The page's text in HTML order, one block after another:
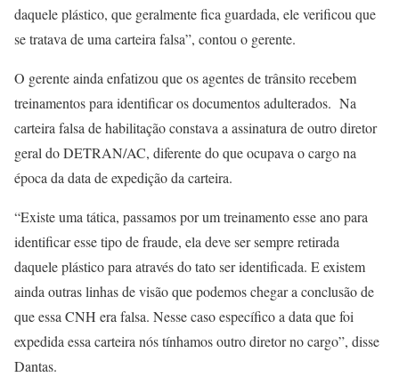
daquele plástico, que geralmente fica guardada, ele verificou que
se tratava de uma carteira falsa”, contou o gerente.
O gerente ainda enfatizou que os agentes de trânsito recebem
treinamentos para identificar os documentos adulterados. Na
carteira falsa de habilitação constava a assinatura de outro diretor
geral do DETRAN/AC, diferente do que ocupava o cargo na
época da data de expedição da carteira.
“Existe uma tática, passamos por um treinamento esse ano para
identificar esse tipo de fraude, ela deve ser sempre retirada
daquele plástico para através do tato ser identificada. E existem
ainda outras linhas de visão que podemos chegar a conclusão de
que essa CNH era falsa. Nesse caso específico a data que foi
expedida essa carteira nós tínhamos outro diretor no cargo”, disse
Dantas.